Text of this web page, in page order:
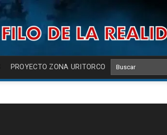
PROYECTO ZONA URITORCO